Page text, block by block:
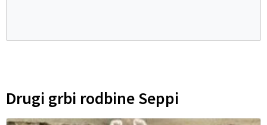
Drugi grbi rodbine Seppi